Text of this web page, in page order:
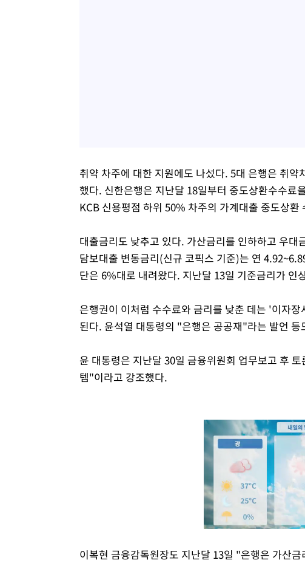
취약 차주에 대한 지원에도 나섰다. 5대 은행은 취
했다. 신한은행은 지난달 18일부터 중도상환수수료
KCB 신용평점 하위 50% 차주의 가계대출 중도상환
대출금리도 낮추고 있다. 가산금리를 인하하고 우
담보대출 변동금리(신규 코픽스 기준)는 연
단은 6%대로 내려왔다. 지난달 13일 기준금리가 인
은행권이 이처럼 수수료와 금리를 낮춘 데는 '이자
된다. 윤석열 대통령의 "은행은 공공재"라는 발언
윤 대통령은 지난달 30일 금융위원회 업무보고 후
템"이라고 강조했다.
이복현 금융감독원장도 지난달 13일 "은행은 가산